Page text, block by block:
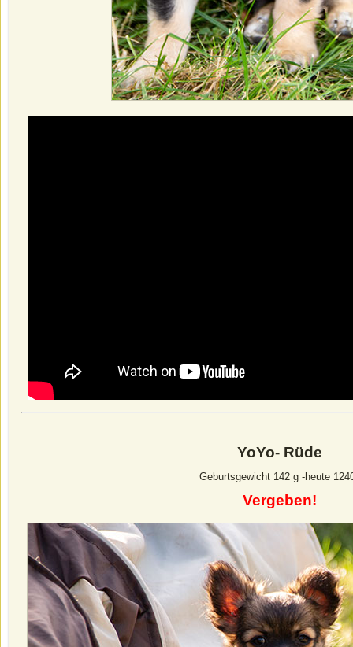
YoYo- Rüde
Geburtsgewicht 142 g -heute
Vergeben!